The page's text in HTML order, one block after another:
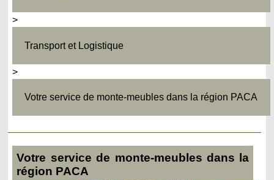
>
Transport et Logistique
>
Votre service de monte-meubles dans la région PACA
Votre service de monte-meubles dans la
région PACA